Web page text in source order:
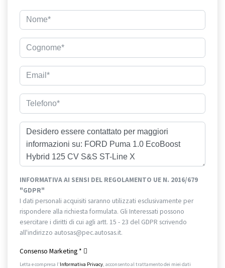
INFORMATIVA AI SENSI DEL REGOLAMENTO UE N. 2016/679
"GDPR"
I dati personali acquisiti saranno utilizzati esclusivamente per
rispondere alla richiesta formulata. Gli Interessati possono
esercitare i diritti di cui agli artt. 15 - 23 del GDPR scrivendo
all'indirizzo autosas@pec.autosas.it.
Consenso Marketing *
Letta e compresa l’Informativa Privacy, acconsento al trattamento dei miei dati